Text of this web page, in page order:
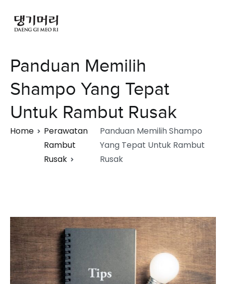
Panduan Memilih
Shampo Yang Tepat
Untuk Rambut Rusak
Home
Perawatan
Rambut
Rusak
Panduan Memilih Shampo
Yang Tepat Untuk Rambut
Rusak